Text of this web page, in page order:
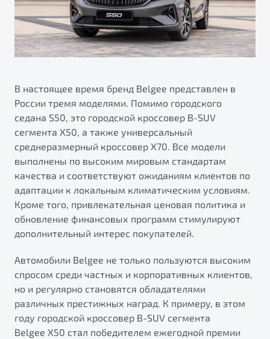
В настоящее время бренд Belgee представлен в
России тремя моделями. Помимо городского
седана S50, это городской кроссовер B-SUV
сегмента X50, а также универсальный
среднеразмерный кроссовер X70. Все модели
выполнены по высоким мировым стандартам
качества и соответствуют ожиданиям клиентов по
адаптации к локальным климатическим условиям.
Кроме того, привлекательная ценовая политика и
обновление финансовых программ стимулируют
дополнительный интерес покупателей.
Автомобили Belgee не только пользуются высоким
спросом среди частных и корпоративных клиентов,
но и регулярно становятся обладателями
различных престижных наград. К примеру, в этом
году городской кроссовер B-SUV сегмента
Belgee Х50 стал победителем ежегодной премии